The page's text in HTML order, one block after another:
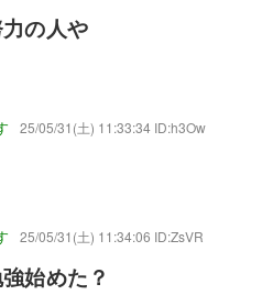
の人や
25/05/31(土) 11:33:34 ID:h3Ow
25/05/31(土) 11:34:06 ID:ZsVR
始めた？